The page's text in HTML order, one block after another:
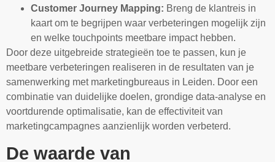
Customer Journey Mapping: Breng de klantreis in
kaart om te begrijpen waar verbeteringen mogelijk zijn
en welke touchpoints meetbare impact hebben.
Door deze uitgebreide strategieën toe te passen, kun je
meetbare verbeteringen realiseren in de resultaten van je
samenwerking met marketingbureaus in Leiden. Door een
combinatie van duidelijke doelen, grondige data-analyse en
voortdurende optimalisatie, kan de effectiviteit van
marketingcampagnes aanzienlijk worden verbeterd.
De waarde van